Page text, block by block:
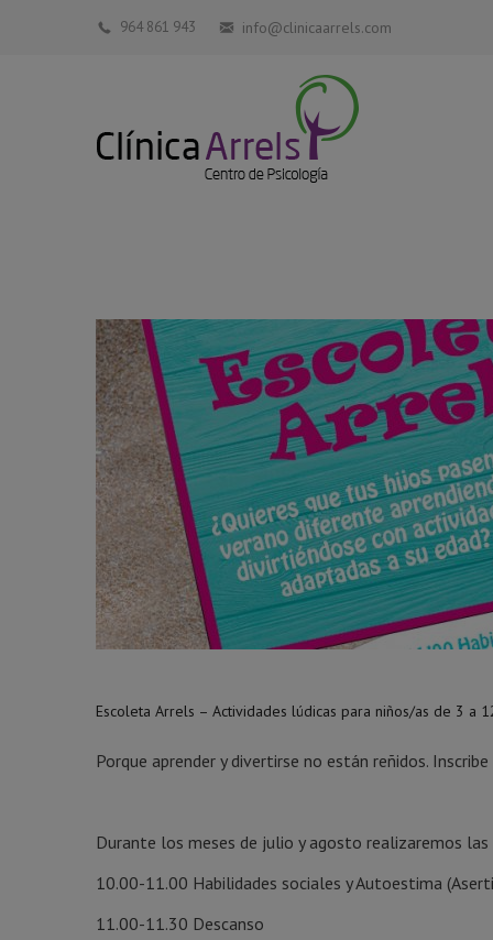
964 861 943 info@clinicaarrels.com
Escoleta Arrels – Actividades lúdicas para niños/as de 3 a
Porque aprender y divertirse no están reñidos.
Durante los meses de julio y agosto realizaremos
10.00-11.00 Habilidades sociales y Autoestima
11.00-11.30 Descanso